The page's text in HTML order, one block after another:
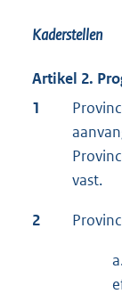
Kaderstellen
Artikel 2.
1
vast.
2